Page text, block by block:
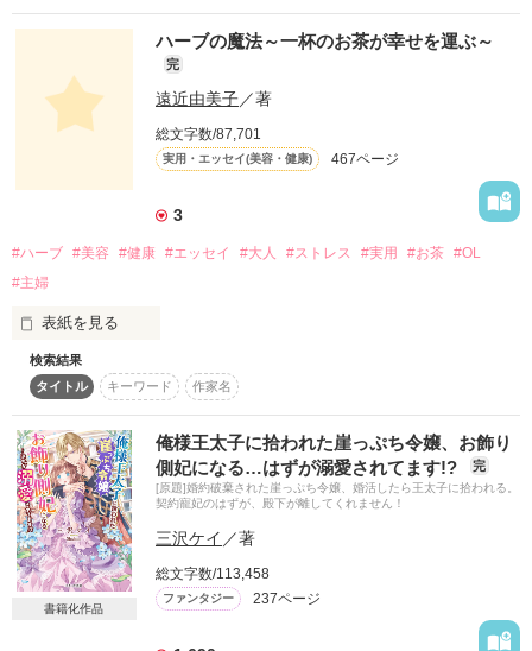
へのメッセージを書きつづっていたブログが人気となり、 多く
の女性読者の共感を呼んだことで『しあわせが、しあわせを、
みつけてきた。』で2004年に作家デビューした吉井春樹さん。
この作品は吉井さん直伝の、気持ちをもっと上手に伝える、こ
とばの幸せな使い方ガイド。
「ありがとう」「すきです」「ごめんなさい」「だいじょう
ぶ」「よくできました」など、大切な誰かに感謝や好意、励ま
しのメッセージを伝える小さなテクニックについて解説すると
も促してくれる、「気持ちの伝え方」「自分らしさの磨き方」
ハーブの魔法～一杯のお茶が幸せを運ぶ～
完
遠近由美子／著
総文字数/87,701
実用・エッセイ(美容・健康) 467ページ
3
#ハーブ #美容 #健康 #エッセイ #大人 #ストレス #実用 #お茶 #OL
#主婦
表紙を見る
知って得するキレイ茶術♪
ラジオDJ兼ティーコンシェルジュのエッセイ！
お茶のスペシャリストが伝授する、
癒しを運ぶTEAの魅力とは？
ラジオDJなど、タレントとして活躍中の遠近由美子さん。
そんな彼女がお茶のスペシャリスト“ティーコンシェルジュ”に
なった理由とは？
男女共に好かれる明るい性格と、ラジオDJ仕込みの話題の豊富
さで、あっという間に人気講座となった遠近さんのハーブ講
検索結果
タイトル
キーワード 作家名
書籍化作品
俺様王太子に拾われた崖っぷち令嬢、お飾り
側妃になる…はずが溺愛されてます!?
完
[原題]婚約破棄された崖っぷち令嬢、婚活したら王太子に拾われる。
契約寵妃のはずが、殿下が離してくれません！
三沢ケイ ／著
総文字数/113,458
ファンタジー 237ページ